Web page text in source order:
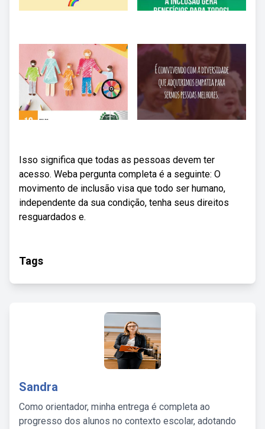
Isso significa que todas as pessoas devem ter
acesso. Weba pergunta completa é a seguinte: O
movimento de inclusão visa que todo ser humano,
independente da sua condição, tenha seus direitos
resguardados e.
Tags
Sandra
Como orientador, minha entrega é completa ao
progresso dos alunos no contexto escolar, adotando